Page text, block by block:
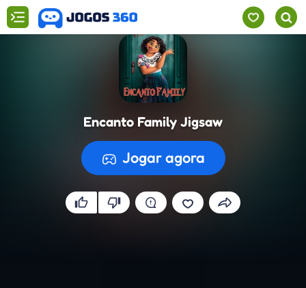
Encanto Family Jigsaw
Jogar agora